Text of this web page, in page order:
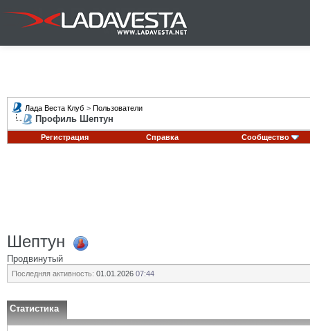
Лада Веста Клуб > Пользователи
Профиль Шептун
Регистрация Справка Сообщество
Шептун
Продвинутый
Последняя активность: 01.01.2026 07:44
Статистика